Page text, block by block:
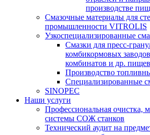
производстве
Смазочные материалы для
промышленности VITROLIS
Узкоспециализированные
Смазки для пресс-
комбикормовых
комбинатов и др.
Производство
Специализированные
SINOPEC
Наши услуги
Профессиональная очистка,
системы СОЖ станков
Технический аудит на